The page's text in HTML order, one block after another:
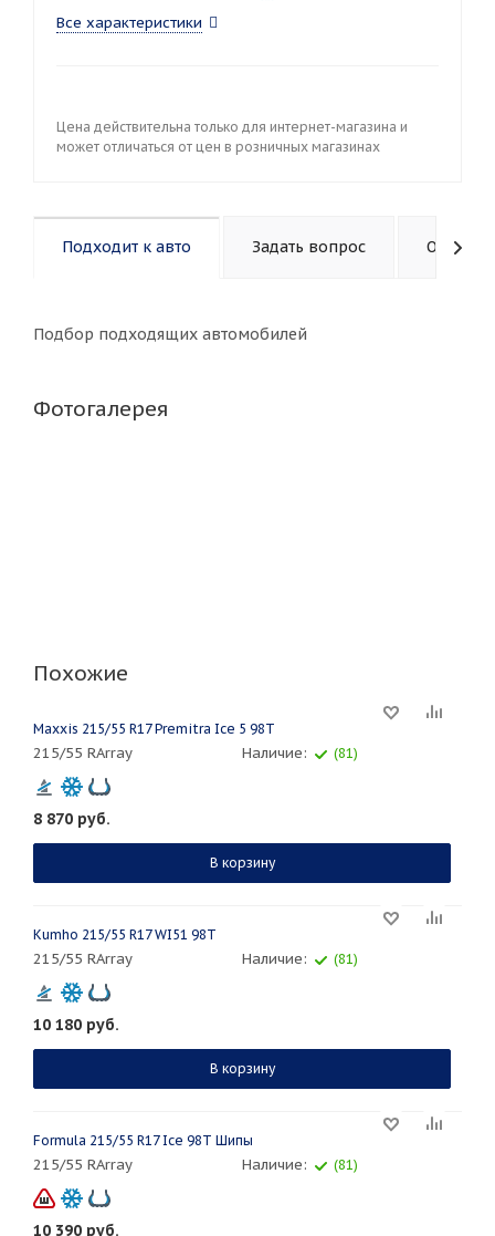
Все характеристики
Цена действительна только для интернет-магазина и
может отличаться от цен в розничных магазинах
Подходит к авто Задать вопрос
Подбор подходящих автомобилей
Фотогалерея
Похожие
Maxxis 215/55 R17 Premitra Ice 5 98T
215/55 RArray Наличие: (81)
8 870 руб.
В корзину
Kumho 215/55 R17 WI51 98T
215/55 RArray Наличие: (81)
10 180 руб.
В корзину
Formula 215/55 R17 Ice 98T Шипы
215/55 RArray Наличие: (81)
10 390 руб.